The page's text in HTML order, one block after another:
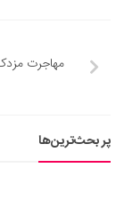
مهاجرت
پر بحث‌ترین‌ها